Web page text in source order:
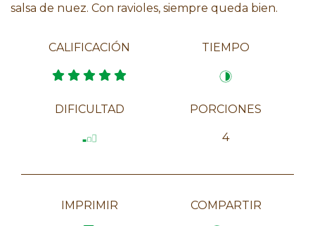
salsa de nuez. Con ravioles, siempre queda bien.
CALIFICACIÓN TIEMPO
DIFICULTAD PORCIONES
4
IMPRIMIR COMPARTIR